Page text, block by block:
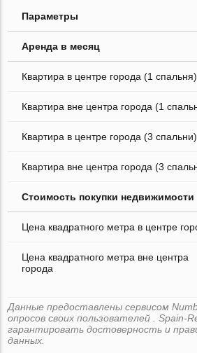
Параметры
Аренда в месяц
Квартира в центре города (1 спальня)
Квартира вне центра города (1
Квартира в центре города (3 спальни)
Квартира вне центра города (3
Стоимость покупки недвижимости
Цена квадратного метра в центре
Цена квадратного метра вне центра
города
Данные предоставлены сервисом
опросов своих пользователей . Spain-
гарантировать достоверность и
данных.